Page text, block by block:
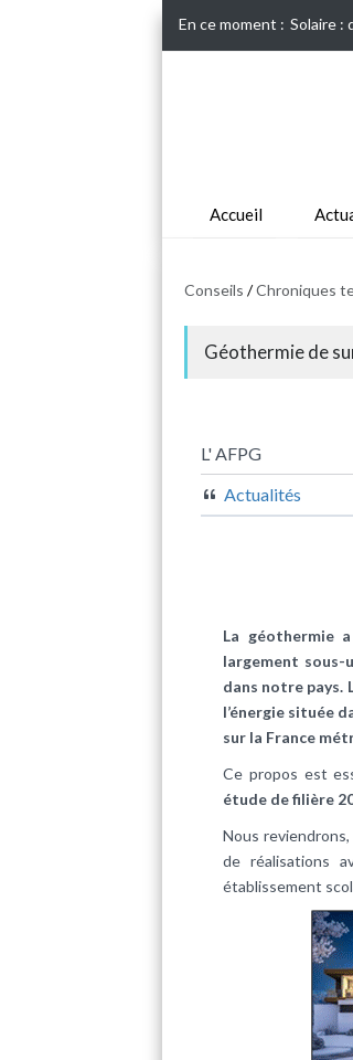
En ce moment : Solaire :
Accueil
Conseils /Chroniques
Géothermie de
L' AFPG
Actualités
La géothermie
largement sous-
dans notre pays.
l’énergie située
sur la France
Ce propos est
étude de filière
Nous
de réalisations
établissement